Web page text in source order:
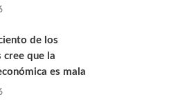
de los
cree que la
es mala